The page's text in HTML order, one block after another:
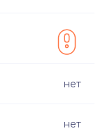
нет
нет